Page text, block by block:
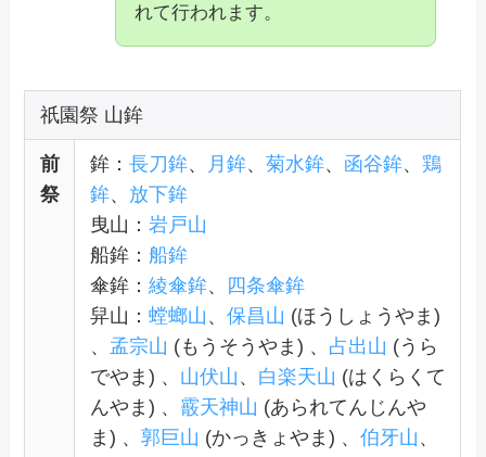
れて行われます。
祇園祭 山鉾
前
祭
鉾： 長刀鉾、 月鉾、 菊水鉾、 函谷鉾、 鶏
鉾、 放下鉾
曳山： 岩戸山
船鉾： 船鉾
傘鉾： 綾傘鉾、
四条傘鉾
舁山： 螳螂山 、 保昌山 (ほうしょうやま)
、 孟宗山 (もうそうやま) 、 占出山 (うら
でやま) 、 山伏山 、 白楽天山 (はくらくて
んやま) 、 霰天神山 (あられてんじんや
ま) 、 郭巨山 (かっきょやま) 、 伯牙山 、